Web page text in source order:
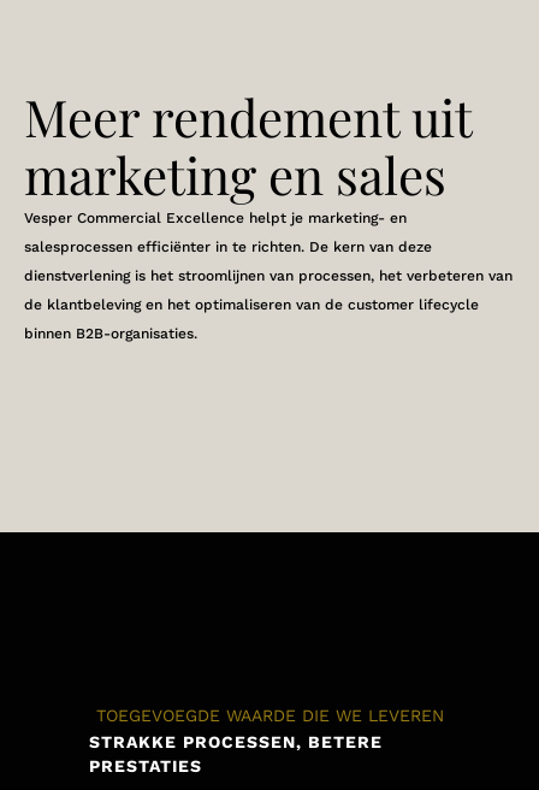
Meer rendement uit
marketing en sales
Vesper Commercial Excellence helpt je marketing- en
salesprocessen efficiënter in te richten. De kern van deze
dienstverlening is het stroomlijnen van processen, het verbeteren van
de klantbeleving en het optimaliseren van de customer lifecycle
binnen B2B-organisaties.
TOEGEVOEGDE WAARDE DIE WE LEVEREN
STRAKKE PROCESSEN, BETERE
PRESTATIES